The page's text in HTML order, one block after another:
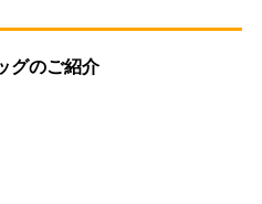
グのご紹介